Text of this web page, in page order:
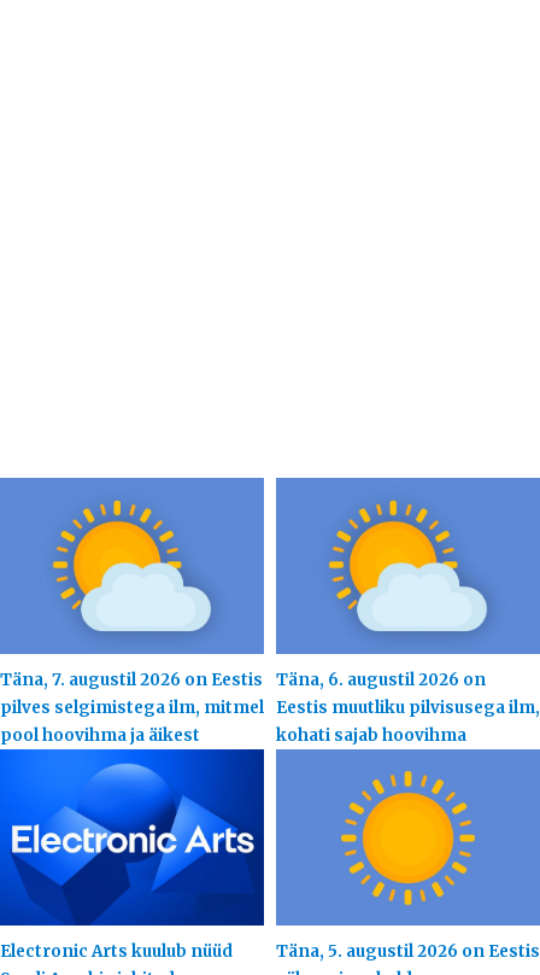
Täna, 7. augustil 2026 on Eestis
pilves selgimistega ilm, mitmel
pool hoovihma ja äikest
Täna, 6. augustil 2026 on
Eestis muutliku pilvisusega ilm,
kohati sajab hoovihma
Electronic Arts kuulub nüüd
Täna, 5. augustil 2026 on Eestis